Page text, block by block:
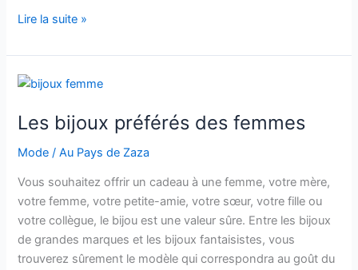
Quelle
adopter
pour
marche
nordique
?
Lire la suite »
Les bijoux préférés des femmes
Mode /Au Pays de Zaza
Vous souhaitez offrir un cadeau à une femme, votre mère,
votre femme, votre petite-amie, votre sœur, votre fille ou
votre collègue, le bijou est une valeur sûre. Entre les bijoux
de grandes marques et les bijoux fantaisistes, vous
trouverez sûrement le modèle qui correspondra au goût du